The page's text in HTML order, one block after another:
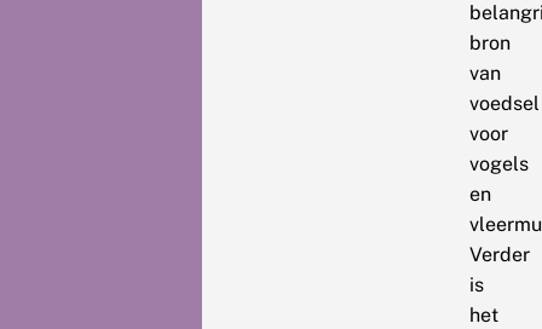
bron
van
voedsel
voor
vogels
en
Verder
is
het